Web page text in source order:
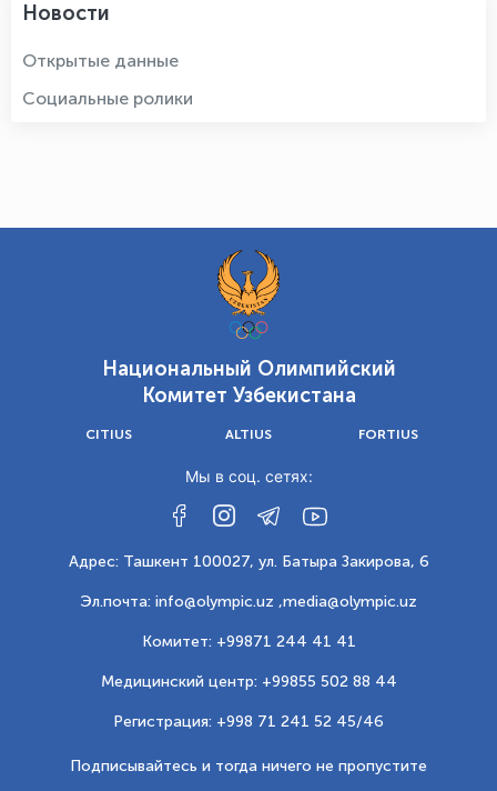
Новости
Открытые данные
Социальные ролики
Национальный Олимпийский
Комитет Узбекистана
CITIUS ALTIUS FORTIUS
Мы в соц. сетях:
Адрес: Ташкент 100027, ул. Батыра Закирова, 6
Эл.почта: info@olympic.uz ,media@olympic.uz
Комитет: +99871 244 41 41
Медицинский центр: +99855 502 88 44
Регистрация: +998 71 241 52 45/46
Подписывайтесь и тогда ничего не пропустите